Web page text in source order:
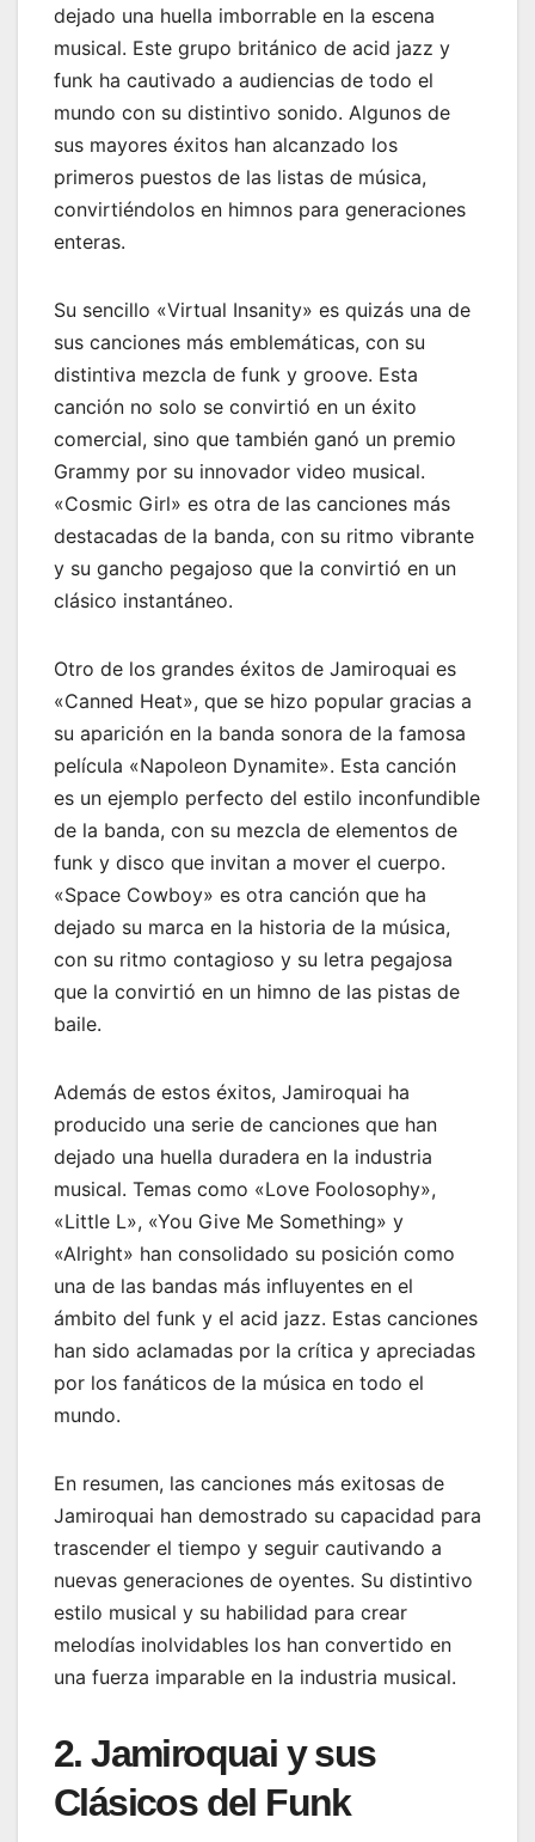
dejado una huella imborrable en la escena
musical. Este grupo británico de acid jazz y
funk ha cautivado a audiencias de todo el
mundo con su distintivo sonido. Algunos de
sus mayores éxitos han alcanzado los
primeros puestos de las listas de música,
convirtiéndolos en himnos para generaciones
enteras.
Su sencillo «Virtual Insanity» es quizás una de
sus canciones más emblemáticas, con su
distintiva mezcla de funk y groove. Esta
canción no solo se convirtió en un éxito
comercial, sino que también ganó un premio
Grammy por su innovador video musical.
«Cosmic Girl» es otra de las canciones más
destacadas de la banda, con su ritmo vibrante
y su gancho pegajoso que la convirtió en un
clásico instantáneo.
Otro de los grandes éxitos de Jamiroquai es
«Canned Heat», que se hizo popular gracias a
su aparición en la banda sonora de la famosa
película «Napoleon Dynamite». Esta canción
es un ejemplo perfecto del estilo inconfundible
de la banda, con su mezcla de elementos de
funk y disco que invitan a mover el cuerpo.
«Space Cowboy» es otra canción que ha
dejado su marca en la historia de la música,
con su ritmo contagioso y su letra pegajosa
que la convirtió en un himno de las pistas de
baile.
Además de estos éxitos, Jamiroquai ha
producido una serie de canciones que han
dejado una huella duradera en la industria
musical. Temas como «Love Foolosophy»,
«Little L», «You Give Me Something» y
«Alright» han consolidado su posición como
una de las bandas más influyentes en el
ámbito del funk y el acid jazz. Estas canciones
han sido aclamadas por la crítica y apreciadas
por los fanáticos de la música en todo el
mundo.
En resumen, las canciones más exitosas de
Jamiroquai han demostrado su capacidad para
trascender el tiempo y seguir cautivando a
nuevas generaciones de oyentes. Su distintivo
estilo musical y su habilidad para crear
melodías inolvidables los han convertido en
una fuerza imparable en la industria musical.
2. Jamiroquai y sus
Clásicos del Funk